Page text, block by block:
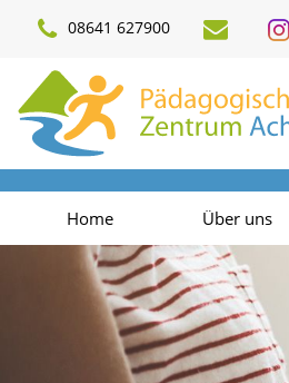
08641 627900
Home Über uns